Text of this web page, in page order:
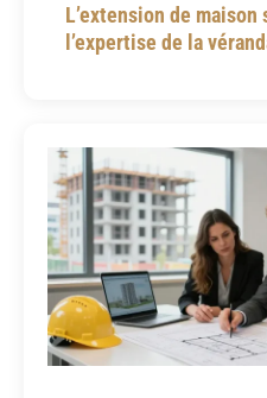
L’extension de maison
l’expertise de la